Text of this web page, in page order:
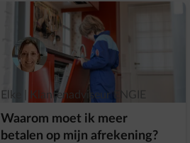
Elke | Klantenadviseur ENGIE
Waarom moet ik meer
betalen op mijn afrekening?